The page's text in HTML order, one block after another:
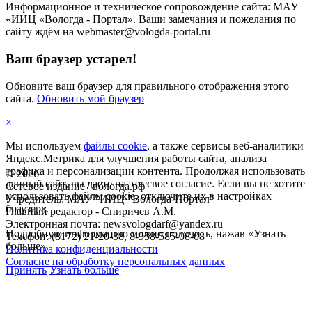
©2026
Сетевое издание "вологда.рф"
Учредитель: МАУ "ИИЦ "Вологда-Портал"
Главный редактор - Спиричев А.М.
Электронная почта: newsvologdarf@yandex.ru
Телефон: (8172) 21-20-38, 8-958-585-08-08
Политика конфиденциальности
Согласие на обработку персональных данных
Информационное и техническое сопровождение сайта: МАУ
«ИИЦ «Вологда - Портал». Ваши замечания и пожелания по
сайту ждём на webmaster@vologda-portal.ru
Ваш браузер устарел!
Обновите ваш браузер для правильного отображения этого
сайта. Обновить мой браузер
×
Мы используем файлы cookie, а также сервисы веб-аналитики
Яндекс.Метрика для улучшения работы сайта, анализа
трафика и персонализации контента. Продолжая использовать
данный сайт, вы даете на это свое согласие. Если вы не хотите
использовать файлы cookie, отключите их в настройках
браузера.
Подробную информацию можно получить, нажав «Узнать
больше».
Принять Узнать больше